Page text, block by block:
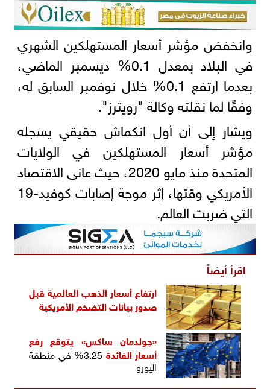
وانخفض مؤشر أسعار المستهلكين الشهري
في البلاد بمعدل 0.1% ديسمبر الماضي،
بعدما ارتفع 0.1% خلال نوفمبر السابق له،
وفقًا لما نقلته وكالة "رويترز".
ويشار إلى أن أول انكماش حقيقي يسجله
مؤشر أسعار المستهلكين في الولايات
المتحدة منذ مايو 2020، حيث عانى الاقتصاد
الأمريكي وقتها، إثر موجة إصابات كوفيد-19
التي ضربت العالم.
اقرأ أيضاً
ارتفاع أسعار الذهب العالمية قبل
صدور بيانات التضخم الأمريكية
«جولدمان ساكس» يتوقع رفع
أسعار الفائدة
3.25% في منطقة
اليورو